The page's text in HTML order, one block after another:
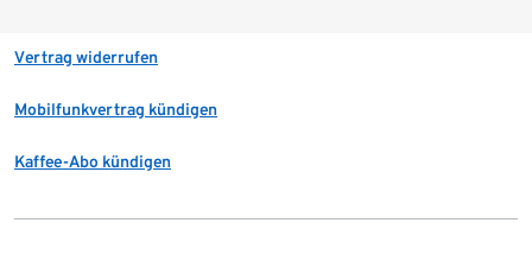
Vertrag widerrufen
Mobilfunkvertrag kündigen
Kaffee-Abo kündigen